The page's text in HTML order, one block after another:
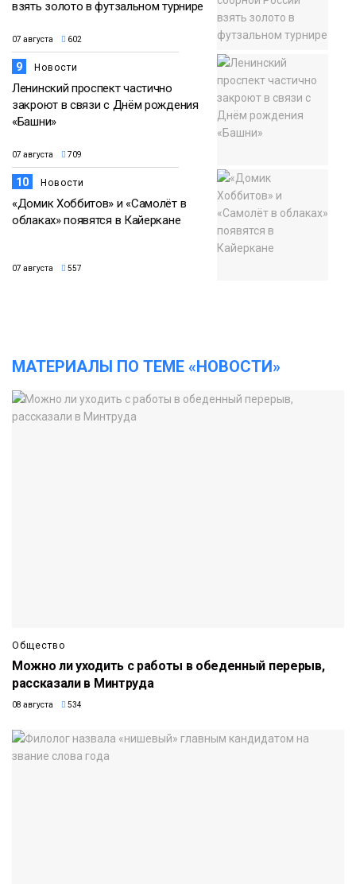
взять золото в футзальном турнире
07 августа 602
9 Новости
Ленинский проспект частично
закроют в связи с Днём рождения
«Башни»
07 августа 709
10 Новости
«Домик Хоббитов» и «Самолёт в
облаках» появятся в Кайеркане
07 августа 557
МАТЕРИАЛЫ ПО ТЕМЕ «НОВОСТИ»
Общество
Можно ли уходить с работы в обеденный перерыв,
рассказали в Минтруда
08 августа 534